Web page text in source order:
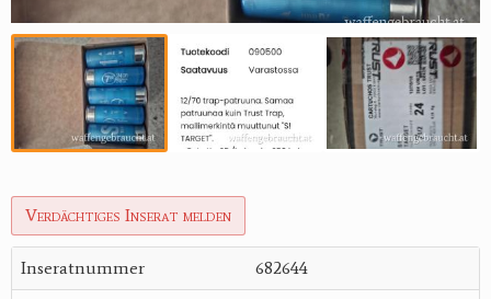
Verdächtiges Inserat melden
Inseratnummer 682644